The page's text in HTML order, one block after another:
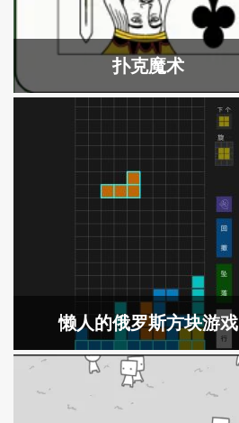
扑克魔术
懒人的俄罗斯方块游戏